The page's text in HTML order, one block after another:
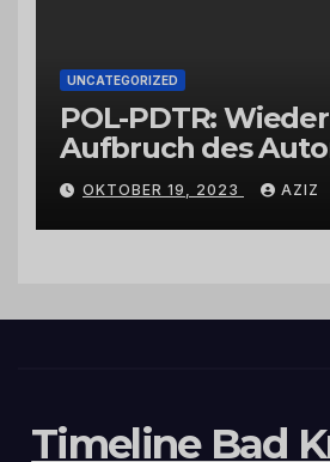
UNCATEGORIZED
POL-PDTR:
Aufbruch des
Hermeskeil am
OKTOBER 19, 2023 AZIZ
Timeline Bad